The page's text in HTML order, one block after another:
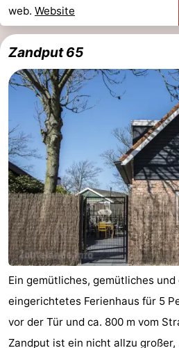
Cadzand
-
Natur
Het
Wetter
Kontakt
web. Website
Zandput 65
Ein gemütliches, gemütliches und
eingerichtetes Ferienhaus für 5
vor der Tür und ca. 800 m vom
Zandput ist ein nicht allzu großer,